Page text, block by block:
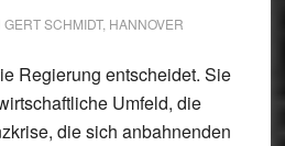
GERT SCHMIDT, HANNOVER
Regierung entscheidet. Sie
Umfeld, die
die sich anbahnenden